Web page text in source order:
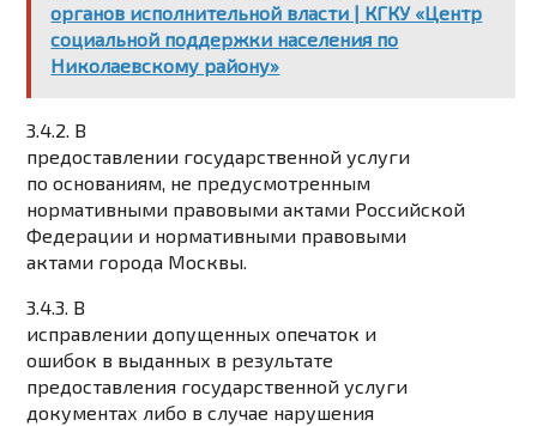
органов исполнительной власти | КГКУ «Центр
социальной поддержки населения по
Николаевскому району»
3.4.2. В
предоставлении государственной услуги
по основаниям, не предусмотренным
нормативными правовыми актами Российской
Федерации и нормативными правовыми
актами города Москвы.
3.4.3. В
исправлении допущенных опечаток и
ошибок в выданных в результате
предоставления государственной услуги
документах либо в случае нарушения